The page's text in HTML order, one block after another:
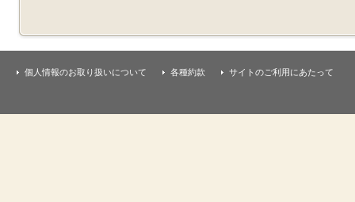
個人情報のお取り扱いについて 各種約款 サイトのご利用にあたって